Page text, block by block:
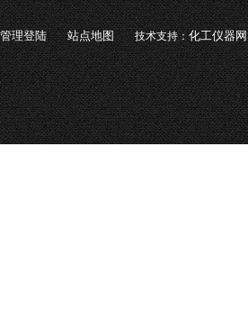
管理登陆 站点地图 技术支持：化工仪器网